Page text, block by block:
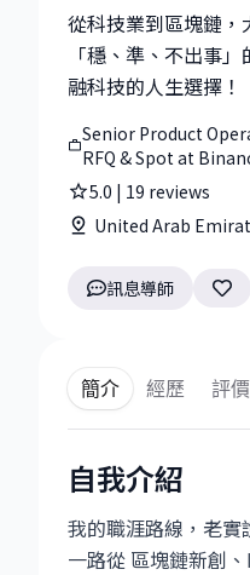
從科技業到區塊鏈
「穩、準、不出事
融科技的人生選擇！
Senior Product
RFQ & Spot at
5.0 | 19 reviews
United Arab
訊息導師
簡介 經歷 評價
自我介紹
我的職涯路線，老
一路從 區塊鏈新創